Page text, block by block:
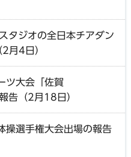
タジオの全日本チアダン
月4日）
ツ大会「佐賀
告（2月18日）
操選手権大会出場の報告